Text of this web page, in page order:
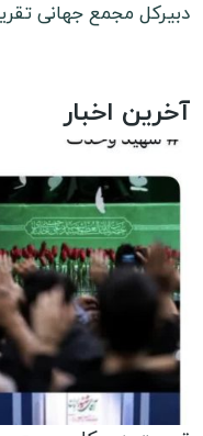
دبیرکل مجمع جهانی
آخرین اخبار